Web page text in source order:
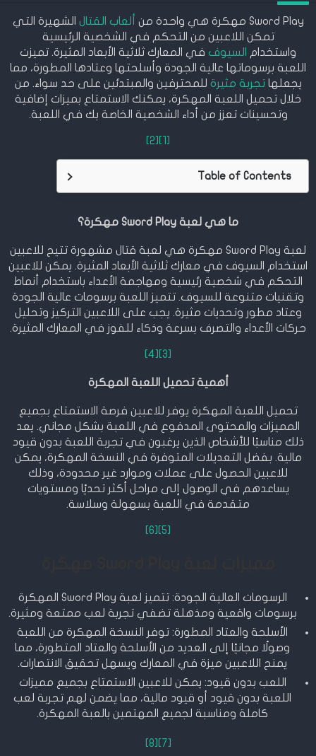
Sword Play مهكرة هي واحدة من ألعاب القتال الشهيرة التي
تمكن اللاعبين من التحكم في الشخصية الرئيسية
واستخدام
السيوف في المعارك ثلاثية الأبعاد المثيرة. تميزت
اللعبة برسوماتها عالية الجودة وأسلحتها وعتادها المطورة، مما
يجعلهاتجربة مثيرة للمحترفين والمبتدئين على حد سواء. من
خلال تحميل اللعبة المهكرة، يمكنك الاستمتاع بميزات إضافية
وتحسينات تعزز من أداء الشخصية الخاصة بك في اللعبة.
[1]
[2]
Table of Contents
ما هي لعبة Sword Play مهكرة؟
لعبة Sword Play مهكرة هي لعبة قتال مشهورة تتيح للاعبين
استخدام السيوف في معارك ثلاثية الأبعاد المثيرة. يمكن للاعبين
التحكم في شخصية رئيسية ومهاجمة الأعداء باستخدام أنماط
وتقنيات متنوعة للسيوف. تتميز اللعبة برسومات عالية الجودة
وعتاد مطور وتحديات مثيرة. يجب على اللاعبين التركيز وتحليل
حركات الأعداء والتصرف بسرعة وذكاء للفوز في المعارك المثيرة.
[3]
[4]
أهمية تحميل اللعبة المهكرة
تحميل اللعبة المهكرة يوفر للاعبين فرصة الاستمتاع بجميع
المميزات والمحتوى المدفوع في اللعبة بشكل مجاني. يعد
ذلك مناسبًا للأشخاص الذين يرغبون في تجربة اللعبة بدون قيود
مالية. بفضل التعديلات المتوفرة في النسخة المهكرة، يمكن
للاعبين الحصول على عملات وموارد غير محدودة، وذلك
يساعدهم في الوصول إلى مراحل أكثر تحديًا ومستويات
متقدمة في اللعبة بسهولة وسلاسة.
[5]
[6]
الرسومات العالية الجودة: تتميز لعبة Sword Play المهكرة
برسومات واقعية ومذهلة تضفي تجربة لعب ممتعة ومثيرة.
الأسلحة والعتاد المطورة: توفر النسخة المهكرة من اللعبة
وصولًا مجانيًا إلى العديد من الأسلحة والعتاد المتطورة، مما
يمنح اللاعبين ميزة في المعارك ويسهل تحقيق الانتصارات.
اللعب بدون قيود: يمكن للاعبين الاستمتاع بجميع مميزات
اللعبة بدون قيود أو قيود مالية، مما يضمن لهم تجربة لعب
كاملة ومناسبة لجميع المهتمين بالعبة المهكرة.
[7]
[8]